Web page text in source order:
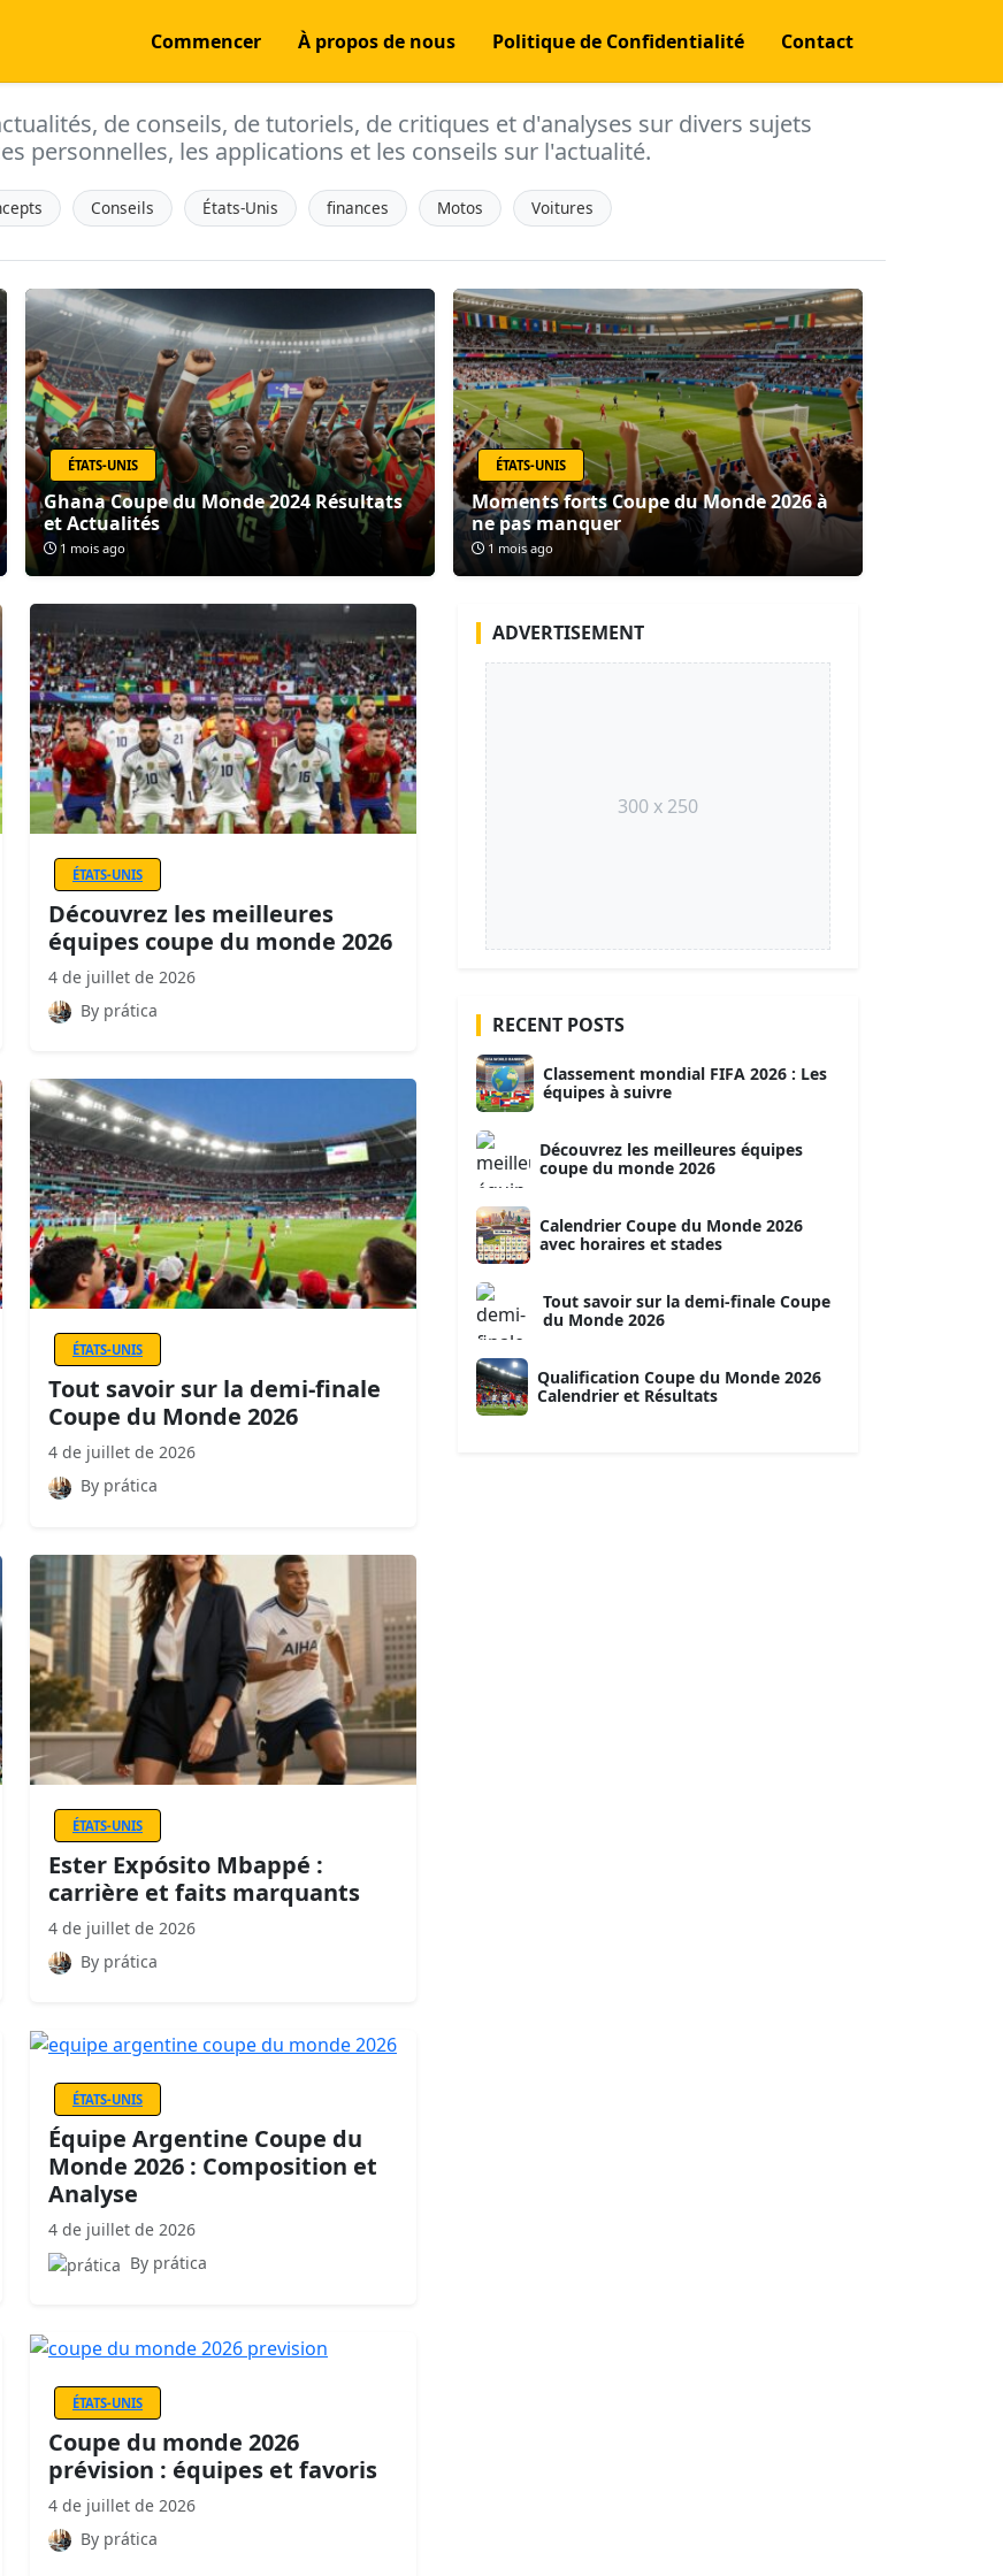
Commencer À propos de nous Politique de Confidentialité Contact
de conseils, de tutoriels, de critiques et d'analyses sur divers sujets
personnelles, les applications et les conseils sur l'actualité.
Conseils États-Unis finances Motos Voitures
ÉTATS-UNIS
Ghana Coupe du Monde 2024 Résultats
et Actualités
1 mois ago
ÉTATS-UNIS
Moments forts Coupe du Monde 2026 à
ne pas manquer
1 mois ago
ÉTATS-UNIS
Découvrez les meilleures
équipes coupe du monde 2026
4 de juillet de 2026
By prática
ÉTATS-UNIS
Tout savoir sur la demi-finale
Coupe du Monde 2026
4 de juillet de 2026
By prática
ÉTATS-UNIS
Ester Expósito Mbappé :
carrière et faits marquants
4 de juillet de 2026
By prática
ÉTATS-UNIS
Équipe Argentine Coupe du
Monde 2026 : Composition et
Analyse
4 de juillet de 2026
By prática
ÉTATS-UNIS
Coupe du monde 2026
prévision : équipes et favoris
4 de juillet de 2026
By prática
ADVERTISEMENT
300 x 250
RECENT POSTS
Classement mondial FIFA 2026 : Les
équipes à suivre
Découvrez les meilleures équipes
coupe du monde 2026
Calendrier Coupe du Monde 2026
avec horaires et stades
Tout savoir sur la demi-finale Coupe
du Monde 2026
Qualification Coupe du Monde 2026
Calendrier et Résultats